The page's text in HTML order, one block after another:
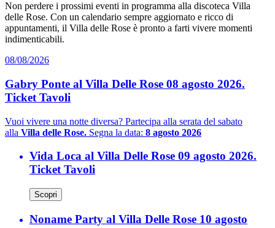
Non perdere i prossimi eventi in programma alla discoteca Villa
delle Rose. Con un calendario sempre aggiornato e ricco di
appuntamenti, il Villa delle Rose è pronto a farti vivere momenti
indimenticabili.
08/08/2026
Gabry Ponte al Villa Delle Rose 08 agosto 2026.
Ticket Tavoli
Vuoi vivere una notte diversa? Partecipa alla serata del sabato
alla Villa delle Rose. Segna la data: 8 agosto 2026
Vida Loca al Villa Delle Rose 09 agosto 2026.
Ticket Tavoli
Scopri
Noname Party al Villa Delle Rose 10 agosto